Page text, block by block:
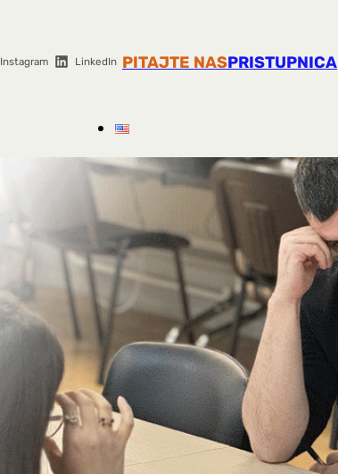
Instagram LinkedIn PITAJTE NASPRISTUPNICA